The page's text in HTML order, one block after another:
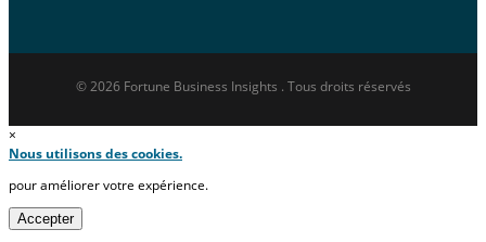
© 2026 Fortune Business Insights . Tous droits réservés
×
Nous utilisons des cookies.
pour améliorer votre expérience.
Accepter